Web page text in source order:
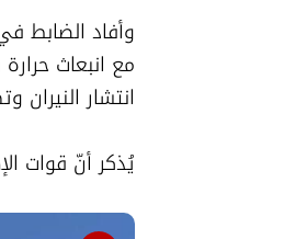
انتشار النيران
يُذكر أنّ قوات